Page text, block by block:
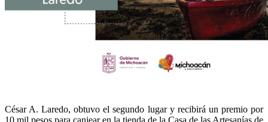
César A. Laredo, obtuvo el segundo lugar y recibirá un premio por
10 mil pesos para canjear en la tienda de la Casa de las Artesanías de